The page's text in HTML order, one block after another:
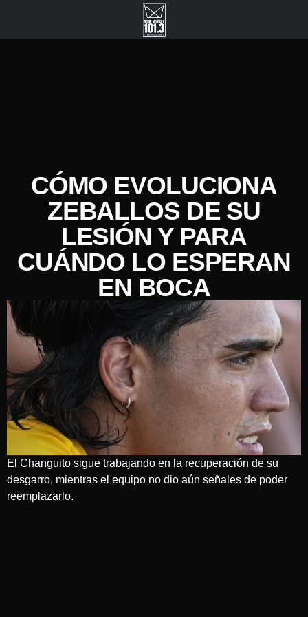
CÓMO EVOLUCIONA
ZEBALLOS DE SU
LESIÓN Y PARA
CUÁNDO LO ESPERAN
EN BOCA
El Changuito sigue trabajando en la recuperación de su
desgarro, mientras el equipo no dio aún señales de poder
reemplazarlo.